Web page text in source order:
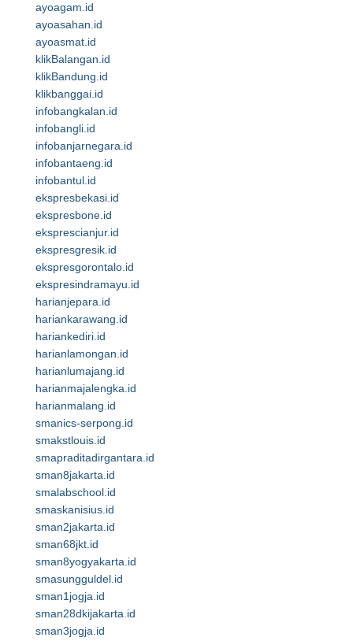
ayoagam.id
ayoasahan.id
ayoasmat.id
klikBalangan.id
klikBandung.id
klikbanggai.id
infobangkalan.id
infobangli.id
infobanjarnegara.id
infobantaeng.id
infobantul.id
ekspresbekasi.id
ekspresbone.id
eksprescianjur.id
ekspresgresik.id
ekspresgorontalo.id
ekspresindramayu.id
harianjepara.id
hariankarawang.id
hariankediri.id
harianlamongan.id
harianlumajang.id
harianmajalengka.id
harianmalang.id
smanics-serpong.id
smakstlouis.id
smapraditadirgantara.id
sman8jakarta.id
smalabschool.id
smaskanisius.id
sman2jakarta.id
sman68jkt.id
sman8yogyakarta.id
smasungguldel.id
sman1jogja.id
sman28dkijakarta.id
sman3jogja.id